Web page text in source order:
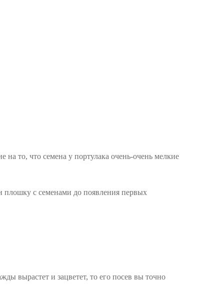
то, что семена у портулака очень-очень мелкие
плошку с семенами до появления первых
вырастет и зацветет, то его посев вы точно